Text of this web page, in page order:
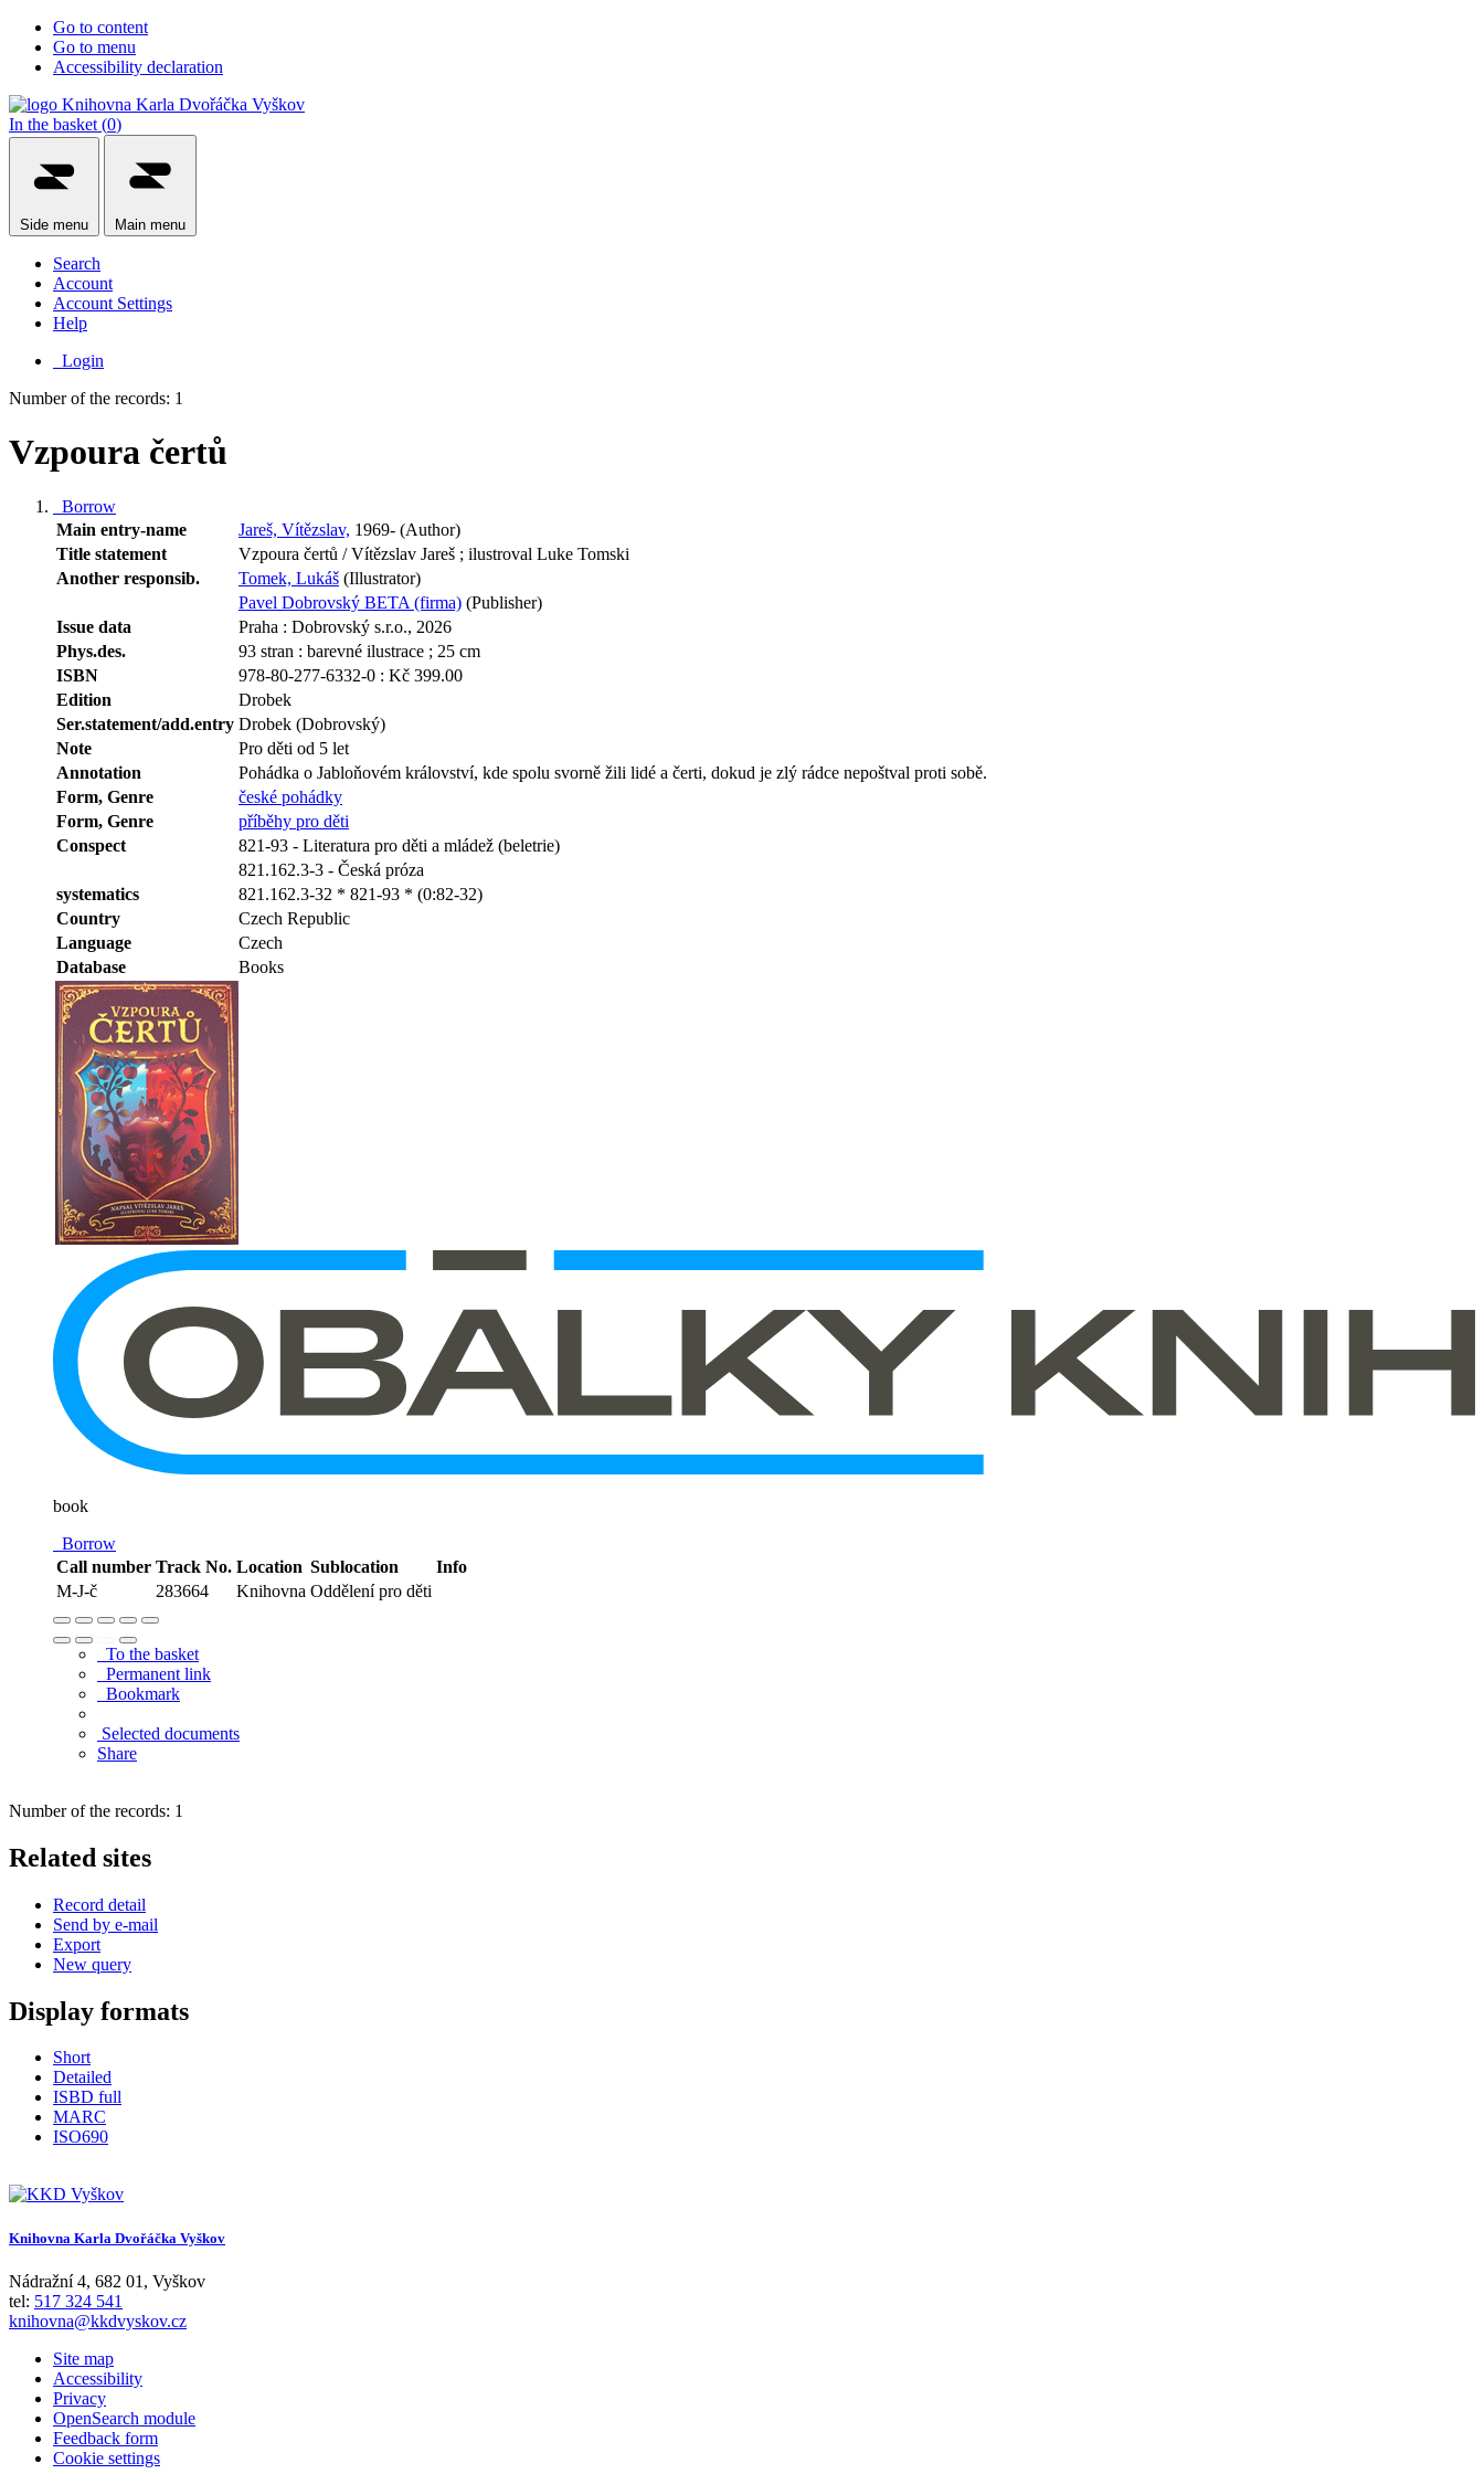
Go to content
Go to menu
Accessibility declaration
In the basket (0)
Side menu Main menu
Search
Account
Account Settings
Help
Login
Number of the records: 1
Vzpoura čertů
Borrow
Main entry-name
Jareš, Vítězslav, 1969- (Author)
Title statement
Vzpoura čertů / Vítězslav Jareš ; ilustroval Luke Tomski
Another responsib.
Tomek, Lukáš (Illustrator)
Pavel Dobrovský BETA (firma) (Publisher)
Issue data
Praha : Dobrovský s.r.o., 2026
Phys.des.
93 stran : barevné ilustrace ; 25 cm
ISBN
978-80-277-6332-0 : Kč 399.00
Edition
Drobek
Ser.statement/add.entry Drobek (Dobrovský)
Note
Pro děti od 5 let
Annotation
Pohádka o Jabloňovém království, kde spolu svorně žili lidé a čerti, dokud je zlý rádce nepoštval proti sobě.
Form, Genre
české pohádky
Form, Genre
příběhy pro děti
Conspect
821-93 - Literatura pro děti a mládež (beletrie)
821.162.3-3 - Česká próza
systematics
821.162.3-32 * 821-93 * (0:82-32)
Country
Czech Republic
Language
Czech
Database
Books
book
Borrow
Call number Track No. Location Sublocation
Info
M-J-č
283664 Knihovna Oddělení pro děti
To the basket
Permanent link
Bookmark
Selected documents
Share
Number of the records: 1
Related sites
Record detail
Send by e-mail
Export
New query
Display formats
Short
Detailed
ISBD full
MARC
ISO690
Knihovna Karla Dvořáčka Vyškov
Nádražní 4, 682 01 , Vyškov
tel: 517 324 541
knihovna@kkdvyskov.cz
Site map
Accessibility
Privacy
OpenSearch module
Feedback form
Cookie settings